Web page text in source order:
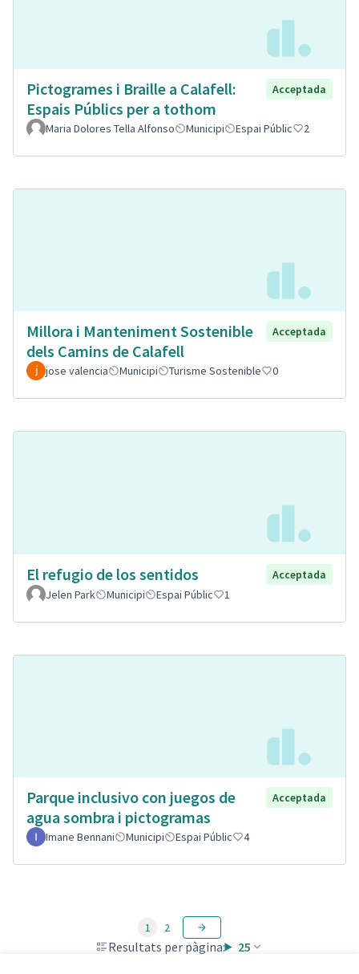
Pictogrames i Braille a Calafell:
Espais Públics per a tothom
Acceptada
Maria Dolores Tella Alfonso Municipi Espai Públic 2
Millora i Manteniment Sostenible
dels Camins de Calafell
Acceptada
jose valencia Municipi Turisme Sostenible 0
El refugio de los sentidos
Acceptada
Jelen Park
Municipi Espai Públic 1
Parque inclusivo con juegos de
agua sombra i pictogramas
Acceptada
Imane Bennani Municipi Espai Públic 4
Resultats per pàgina: 25
1 2